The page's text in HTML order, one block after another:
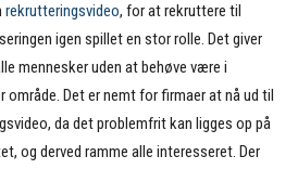
rekrutteringsvideo, for at rekruttere til
igen spillet en stor rolle. Det giver
mennesker uden at behøve være i
område. Det er nemt for firmaer at nå ud til
da det problemfrit kan ligges op på
og derved ramme alle interesseret. Der